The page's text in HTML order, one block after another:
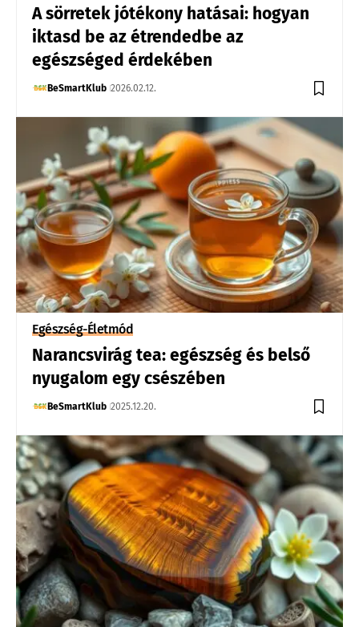
A sörretek jótékony hatásai: hogyan
iktasd be az étrendedbe az
egészséged érdekében
BeSmartKlub 2026.02.12.
Egészség-Életmód
Narancsvirág tea: egészség és belső
nyugalom egy csészében
BeSmartKlub 2025.12.20.